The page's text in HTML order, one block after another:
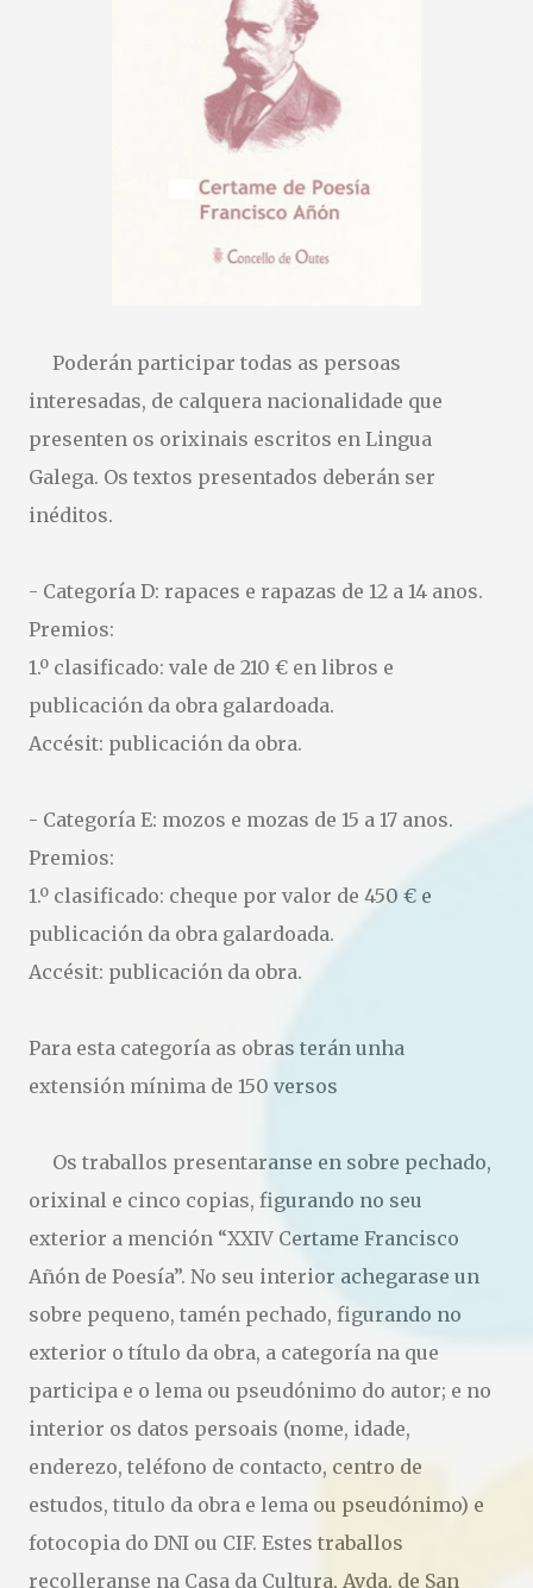
las bases: https://drive.google.com/file/d/1sKZNfJQ-
Y8DsiTC9cpq8aPIKPhTGBiKR/view?usp=sharing
Poderán participar todas as persoas
interesadas, de calquera nacionalidade que
presenten os orixinais escritos en Lingua
Galega. Os textos presentados deberán ser
inéditos.
- Categoría D: rapaces e rapazas de 12 a 14 anos.
Premios:
1.º clasificado: vale de 210 € en libros e
publicación da obra galardoada.
Accésit: publicación da obra.
- Categoría E: mozos e mozas de 15 a 17 anos.
Premios:
1.º clasificado: cheque por valor de 450 € e
publicación da obra galardoada.
Accésit: publicación da obra.
Para esta categoría as obras terán unha
extensión mínima de 150 versos
Os traballos presentaranse en sobre pechado,
orixinal e cinco copias, figurando no seu
exterior a mención “XXIV Certame Francisco
Añón de Poesía”. No seu interior achegarase un
sobre pequeno, tamén pechado, figurando no
exterior o título da obra, a categoría na que
participa e o lema ou pseudónimo do autor; e no
interior os datos persoais (nome, idade,
enderezo, teléfono de contacto, centro de
estudos, titulo da obra e lema ou pseudónimo) e
fotocopia do DNI ou CIF. Estes traballos
recolleranse na Casa da Cultura, Avda. de San